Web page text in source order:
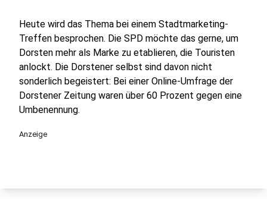
Heute wird das Thema bei einem Stadtmarketing-
Treffen besprochen. Die SPD möchte das gerne, um
Dorsten mehr als Marke zu etablieren, die Touristen
anlockt. Die Dorstener selbst sind davon nicht
sonderlich begeistert: Bei einer Online-Umfrage der
Dorstener Zeitung waren über 60 Prozent gegen eine
Umbenennung.
Anzeige